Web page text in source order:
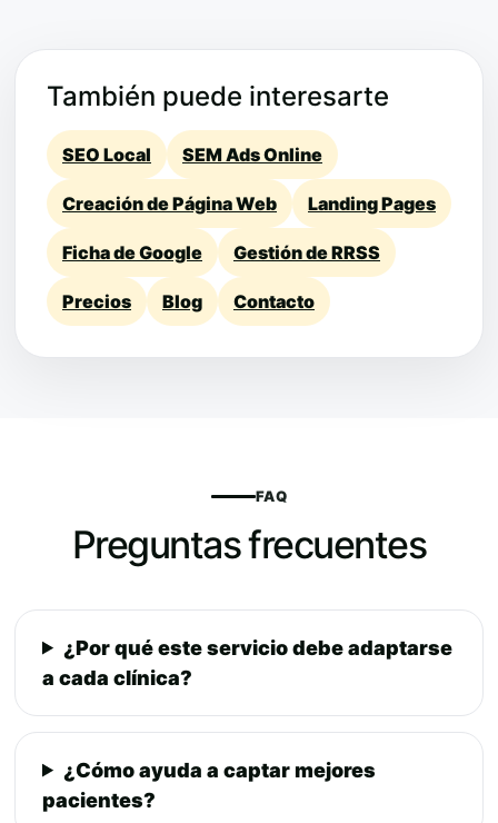
También puede interesarte
SEO Local SEM Ads Online
Creación de Página Web Landing Pages
Ficha de Google Gestión de RRSS
Precios Blog Contacto
FAQ
Preguntas frecuentes
¿Por qué este servicio debe adaptarse
a cada clínica?
¿Cómo ayuda a captar mejores
pacientes?